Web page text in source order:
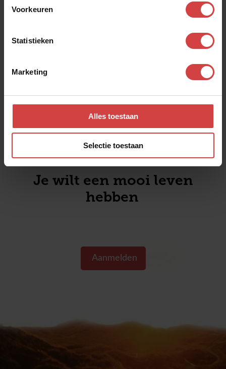
Voorkeuren
Statistieken
Marketing
Alles toestaan
Selectie toestaan
dialogen
Je wilt een mooi leven
hebben s
Aanmelden